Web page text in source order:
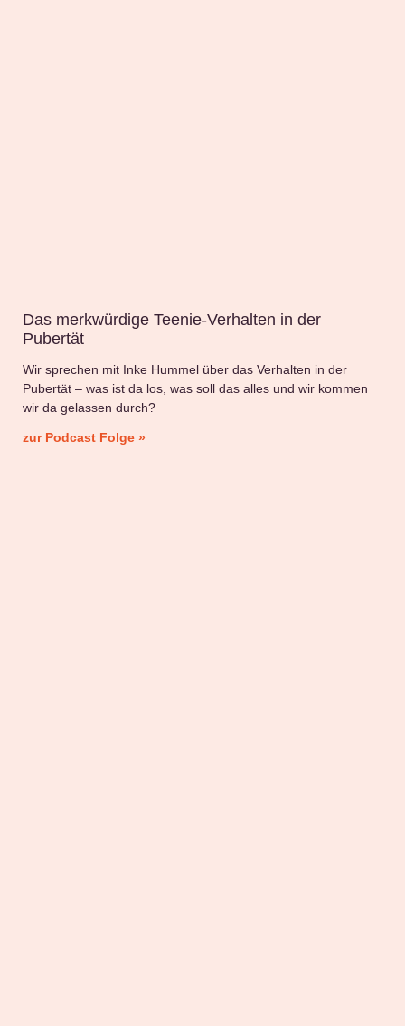
Das merkwürdige Teenie-Verhalten in der
Pubertät
Wir sprechen mit Inke Hummel über das Verhalten in der
Pubertät – was ist da los, was soll das alles und wir kommen
wir da gelassen durch?
zur Podcast Folge »